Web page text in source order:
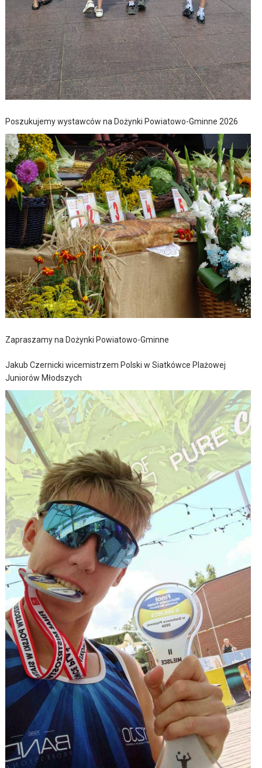
Poszukujemy wystawców na Dożynki Powiatowo-Gminne 2026
Zapraszamy na Dożynki Powiatowo-Gminne
Jakub Czernicki wicemistrzem Polski w Siatkówce Plażowej
Juniorów Młodszych